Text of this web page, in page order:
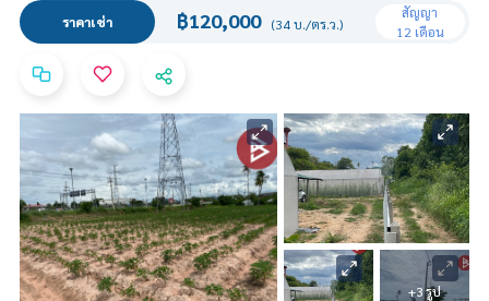
ราคาเช่า ฿120,000 (34 บ./ตร.ว.)
สัญญา
12 เดือน
+3 รูป